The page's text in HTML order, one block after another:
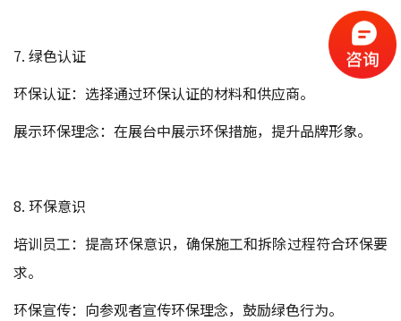
7. 绿色认证
环保认证：选择通过环保认证的材料和供应商。
展示环保理念：在展台中展示环保措施，提升品牌形象。
8. 环保意识
培训员工：提高环保意识，确保施工和拆除过程符合环保要
求。
环保宣传：向参观者宣传环保理念，鼓励绿色行为。